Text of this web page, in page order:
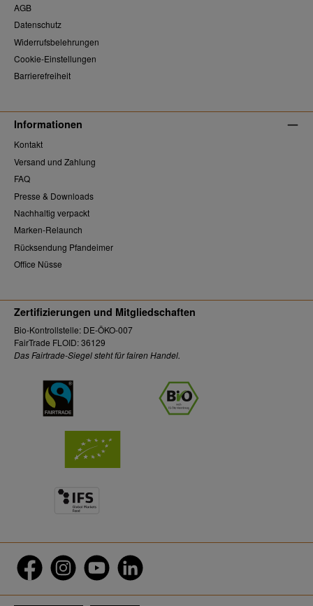
AGB
Datenschutz
Widerrufsbelehrungen
Cookie-Einstellungen
Barrierefreiheit
Informationen
Kontakt
Versand und Zahlung
FAQ
Presse & Downloads
Nachhaltig verpackt
Marken-Relaunch
Rücksendung Pfandeimer
Office Nüsse
Zertifizierungen und Mitgliedschaften
Bio-Kontrollstelle: DE-ÖKO-007
FairTrade FLOID: 36129
Das Fairtrade-Siegel steht für fairen Handel.
FacebookInstagramYouTube LinkedIn